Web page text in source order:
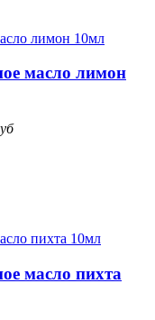
масло лимон
масло пихта